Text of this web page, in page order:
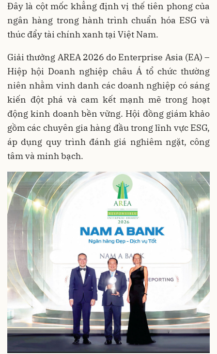
Đây là cột mốc khẳng định vị thế tiên phong của
ngân hàng trong hành trình chuẩn hóa ESG và
thúc đẩy tài chính xanh tại Việt Nam.
Giải thưởng AREA 2026 do Enterprise Asia (EA) –
Hiệp hội Doanh nghiệp châu Á tổ chức thường
niên nhằm vinh danh các doanh nghiệp có sáng
kiến đột phá và cam kết mạnh mẽ trong hoạt
động kinh doanh bền vững. Hội đồng giám khảo
gồm các chuyên gia hàng đầu trong lĩnh vực ESG,
áp dụng quy trình đánh giá nghiêm ngặt, công
tâm và minh bạch.